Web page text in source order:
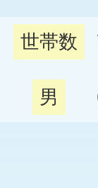
世帯数
男